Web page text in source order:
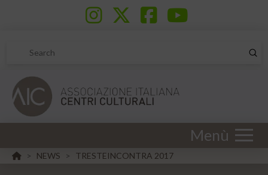
Search
Menù
HOME
> NEWS > TRESTEINCONTRA 2017